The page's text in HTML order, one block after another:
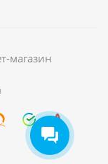
магазин